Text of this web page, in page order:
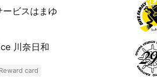
ービスはまゆ
川奈日和
Reward card